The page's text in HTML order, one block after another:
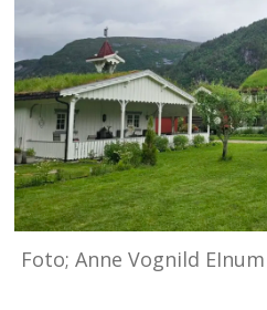
Foto; Anne Vognild EInum